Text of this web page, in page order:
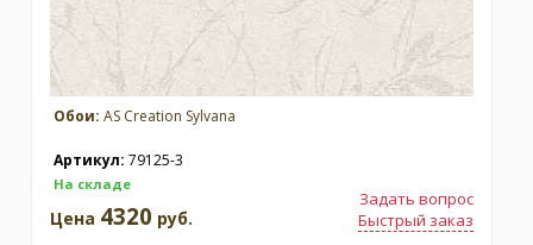
Обои: AS Creation Sylvana
Артикул: 79125-3
На складе
Задать вопрос
Быстрый заказ
Цена 4320 руб.